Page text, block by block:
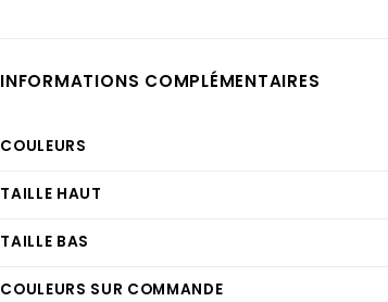
INFORMATIONS COMPLÉMENTAIRES
COULEURS
TAILLE HAUT
TAILLE BAS
COULEURS SUR COMMANDE